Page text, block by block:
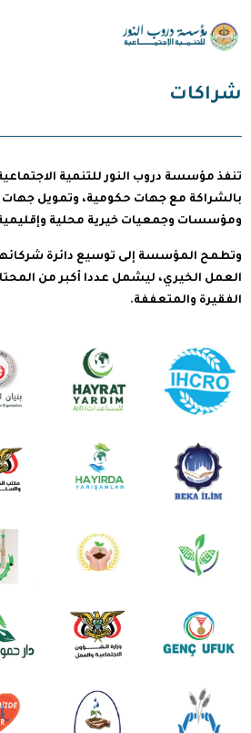
شراكات
تنفذ مؤسسة دروب النور للتنمية
بالشراكة مع جهات حكومية، وتمويل جهات
ومؤسسات وجمعيات خيرية محلية
وتطمح المؤسسة إلى توسيع دائرة
العمل الخيري، ليشمل عددا أكبر من
الفقيرة والمتعففة.